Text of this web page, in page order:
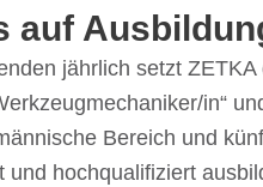
auf
jähr­lich setzt
​in“
Bereich und
hoch­qua­li­fi­ziert